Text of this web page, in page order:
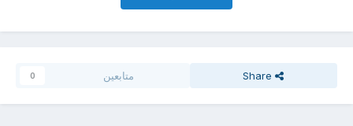
Share متابعين 0